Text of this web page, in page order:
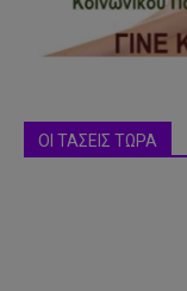
ΟΙ ΤΑΣΕΙΣ ΤΩΡΑ